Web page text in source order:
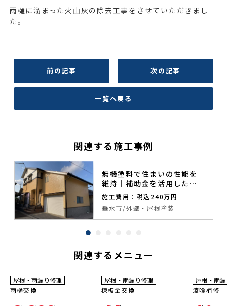
雨樋に溜まった火山灰の除去工事をさせていただきまし
た。
前の記事 次の記事
一覧へ戻る
関連する施工事例
無機塗料で住まいの性能を
維持｜補助金を活用した外
壁・屋根塗装工事
施工費用：税込240万円
垂水市 外壁・屋根塗装
関連するメニュー
工事費
コミコ
ミ
屋根・雨漏り修理
雨樋交換
工事費
コミコ
ミ
屋根・雨漏り修理
棟板金交換
工事費
コミコ
ミ
屋根・雨
漆喰補修